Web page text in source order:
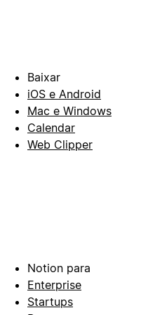
Baixar
iOS e Android
Mac e Windows
Calendar
Web Clipper
Notion para
Enterprise
Startups